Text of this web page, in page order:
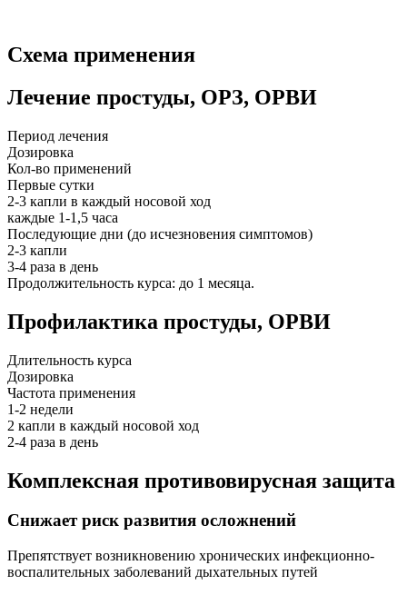
Схема применения
Лечение простуды, ОРЗ, ОРВИ
Период лечения
Дозировка
Кол-во применений
Первые сутки
2-3 капли в каждый носовой ход
каждые 1-1,5 часа
Последующие дни (до исчезновения симптомов)
2-3 капли
3-4 раза в день
Продолжительность курса: до 1 месяца.
Профилактика простуды, ОРВИ
Длительность курса
Дозировка
Частота применения
1-2 недели
2 капли в каждый носовой ход
2-4 раза в день
Комплексная противовирусная защита
Снижает риск развития осложнений
Препятствует возникновению хронических инфекционно-
воспалительных заболеваний дыхательных путей